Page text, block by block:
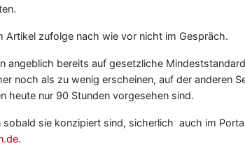
Artikel zufolge nach wie vor nicht im Gespräch.
angeblich bereits auf gesetzliche
noch als zu wenig erscheinen, auf der anderen
heute nur 90 Stunden vorgesehen sind.
sobald sie konzipiert sind, sicherlich auch im
.